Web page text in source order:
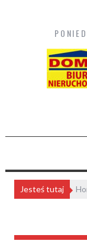
Jesteś tutaj